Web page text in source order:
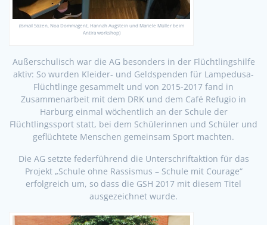
(Ismail Sözen, Noa Dommagent, Hannah Augstein und Mariele Müller beim
Antira workshop)
Außerschulisch war die AG besonders in der Flüchtlingshilfe
aktiv: So wurden Kleider- und Geldspenden für Lampedusa-
Flüchtlinge gesammelt und von 2015-2017 fand in
Zusammenarbeit mit dem DRK und dem Café Refugio in
Harburg einmal wöchentlich an der Schule der
Flüchtlingssport statt, bei dem Schülerinnen und Schüler und
geflüchtete Menschen gemeinsam Sport machten.
Die AG setzte federführend die Unterschriftaktion für das
Projekt „Schule ohne Rassismus – Schule mit Courage“
erfolgreich um, so dass die GSH 2017 mit diesem Titel
ausgezeichnet wurde.